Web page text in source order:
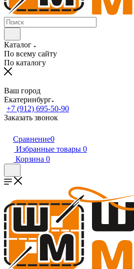
Каталог
По всему сайту
По каталогу
Ваш город
Екатеринбург
+7 (912) 695-50-90
Заказать звонок
Сравнение0
Избранные товары 0
Корзина 0